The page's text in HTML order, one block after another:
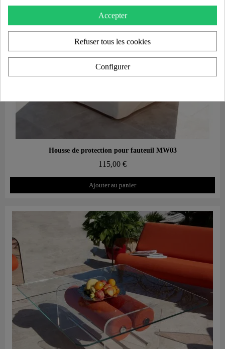
Aperçu rapide
Housse de protection pour fauteuil MW03
115,00 €
Ajouter au panier
Accepter
Refuser tous les cookies
Configurer